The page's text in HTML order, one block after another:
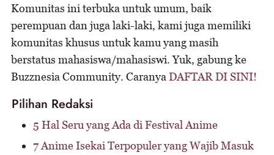
Komunitas ini terbuka untuk umum, baik
perempuan dan juga laki-laki, kami juga memiliki
komunitas khusus untuk kamu yang masih
berstatus mahasiswa/mahasiswi. Yuk, gabung ke
Buzznesia Community. Caranya DAFTAR DI SINI!
Pilihan Redaksi
5 Hal Seru yang Ada di Festival Anime
7 Anime Isekai Terpopuler yang Wajib Masuk